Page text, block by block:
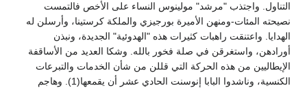
التناول. واجتذب "مرشد" مولينوس النساء على الأخص فالتمست
نصيحته المئات-ومنهن الأميرة بورجيزي والملكة كرستينا، وأرسلن له
الهدايا. واعتنقت راهبات كثيرات هذه "الهدوئية" الجديدة، ونبذن
أورادهن، واستغرقن في صلة فخور بالله. وشكا العديد من الأساقفة
الإيطاليين من هذه الحركة التي قللن من شأن الخدمات والتبرعات
الكنسية، وناشدوا البابا إنوسنت الحادي عشر أن يقمعها(1). وهاجم